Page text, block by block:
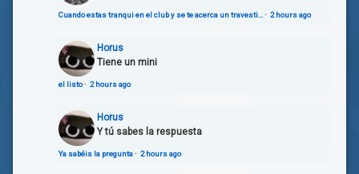
Cuando estas tranqui en el club y se te acerca un travesti… · 2 hours ago
Horus
Tiene un mini
el listo· 2 hours ago
Horus
Y tú sabes la respuesta
Ya sabéis la pregunta· 2 hours ago